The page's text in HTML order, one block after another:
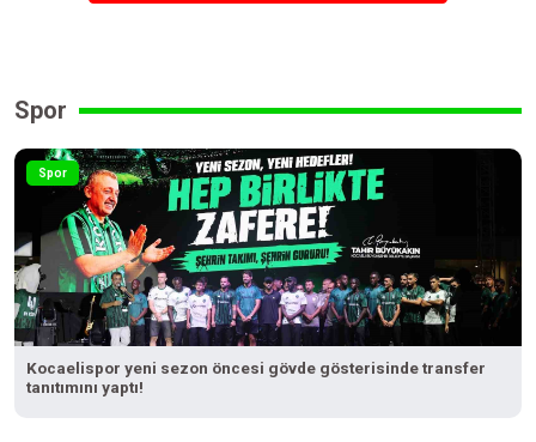
Spor
Spor
Kocaelispor yeni sezon öncesi gövde gösterisinde transfer
tanıtımını yaptı!